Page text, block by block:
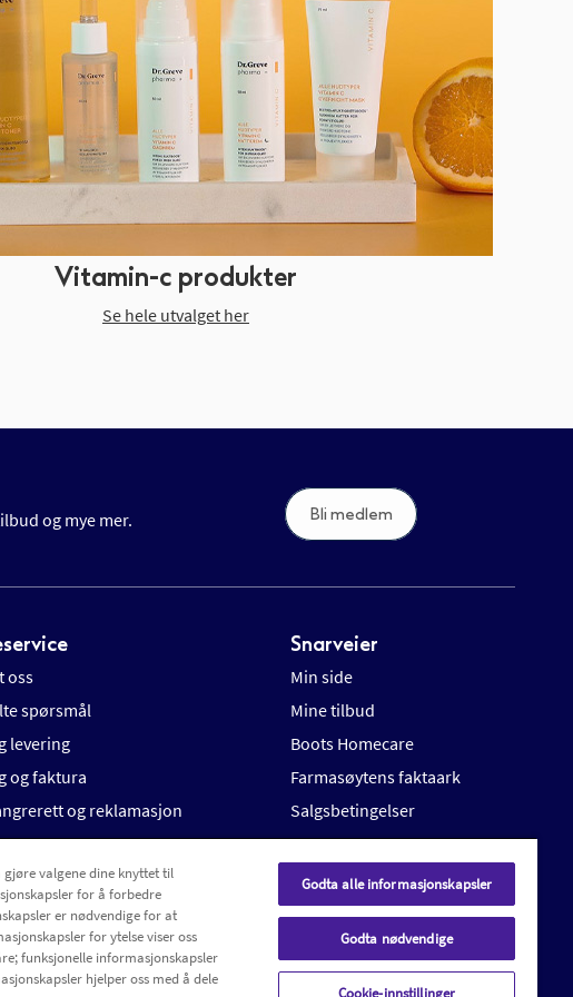
Vitamin-c produkter
Se hele utvalget her
og mye mer. Bli medlem
oss
spørsmål
levering
og faktura
og reklamasjon
Snarveier
Min side
Mine tilbud
Boots Homecare
Farmasøytens faktaark
Salgsbetingelser
valgene dine knyttet til
for å forbedre
er nødvendige for at
for ytelse viser oss
funksjonelle informasjonskapsler
hjelper oss med å dele
Godta alle informasjonskapsler
Godta nødvendige
Cookie-innstillinger